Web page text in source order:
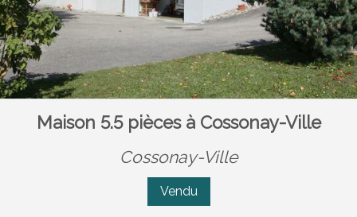
Maison 5.5 pièces à Cossonay-Ville
Cossonay-Ville
Vendu